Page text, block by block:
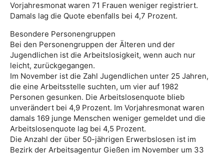
Vorjahresmonat waren 71 Frauen weniger registriert.
Damals lag die Quote ebenfalls bei 4,7 Prozent.
Besondere Personengruppen
Bei den Personengruppen der Älteren und der
Jugendlichen ist die Arbeitslosigkeit, wenn auch nur
leicht, zurückgegangen.
Im November ist die Zahl Jugendlichen unter 25 Jahren,
die eine Arbeitsstelle suchten, um vier auf 1982
Personen gesunken. Die Arbeitslosenquote blieb
unverändert bei 4,9 Prozent. Im Vorjahresmonat waren
damals 169 junge Menschen weniger gemeldet und die
Arbeitslosenquote lag bei 4,5 Prozent.
Die Anzahl der über 50-jährigen Erwerbslosen ist im
Bezirk der Arbeitsagentur Gießen im November um 33